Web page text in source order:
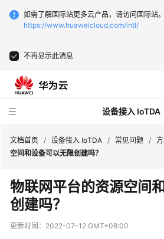
如需了解国际站更多云产品，请访问国际站。
https://www.huaweicloud.com/intl/
不再显示此消息
设备接入 IoTDA
最
新
动
文档首页 / 设备接入 IoTDA / 常见问题 /
空间和设备可以无限创建吗？
物联网平台的资源空间
创建吗？
更新时间： 2022-07-12 GMT+08:00